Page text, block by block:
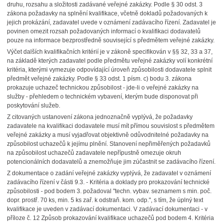
druhu, rozsahu a složitosti zadávané veřejné zakázky. Podle § 30 odst. 3
zákona požadavky na splnění kvalifikace, včetně dokladů požadovaných k
jejich prokázání, zadavatel uvede v oznámení zadávacího řízení. Zadavatel je
povinen omezit rozsah požadovaných informací o kvalifikaci dodavatelů
pouze na informace bezprostředně související s předmětem veřejné zakázky.
Výčet dalších kvalifikačních kritérií je v zákoně specifikován v §§ 32, 33 a 37,
na základě kterých zadavatel podle předmětu veřejné zakázky volí konkrétní
kritéria, kterými vymezuje odpovídající úroveň způsobilosti dodavatele splnit
předmět veřejné zakázky. Podle § 33 odst. 1 písm. c) bodu 3. zákona
prokazuje uchazeč technickou způsobilost - jde-li o veřejné zakázky na
služby - přehledem o technickém vybavení, kterým bude disponovat při
poskytování služeb.
Z citovaných ustanovení zákona jednoznačně vyplývá, že požadavky
zadavatele na kvalifikaci dodavatele musí mít přímou souvislost s předmětem
veřejné zakázky a musí vyjadřovat objektivně odůvodnitelné požadavky na
způsobilost uchazečů k jejímu plnění. Stanovení nepřiměřených požadavků
na způsobilost uchazečů zadavatele nepřípustně omezuje okruh
potencionálních dodavatelů a znemožňuje jim zúčastnit se zadávacího řízení.
Z dokumentace o zadání veřejné zakázky vyplývá, že zadavatel v oznámení
zadávacího řízení v části 9.3. - Kritéria a doklady pro prokazování technické
způsobilosti - pod bodem 3. požadoval "techn. vybav. seznamem s min. poč.
dopr. prostř. 70 ks, min. 5 ks zař. k odstraň. kom. odp.", s tím, že úplný text
kvalifikace je uveden v zadávací dokumentaci. V zadávací dokumentaci - v
příloze č. 12 Způsob prokazování kvalifikace uchazečů pod bodem 4. Kritéria